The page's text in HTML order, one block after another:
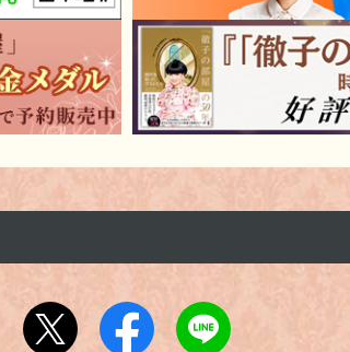
太郎さん』の放送日は、未定です。
跡の共演編』が放送されます！